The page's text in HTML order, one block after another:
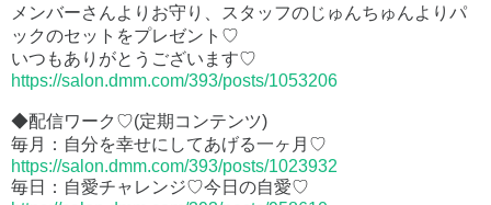
メンバーさんよりお守り、スタッフのじゅんちゅんよりパ
ックのセットをプレゼント♡
いつもありがとうございます♡
https://salon.dmm.com/393/posts/1053206
◆配信ワーク♡(定期コンテンツ)
毎月：自分を幸せにしてあげる一ヶ月♡
https://salon.dmm.com/393/posts/1023932
毎日：自愛チャレンジ♡今日の自愛♡